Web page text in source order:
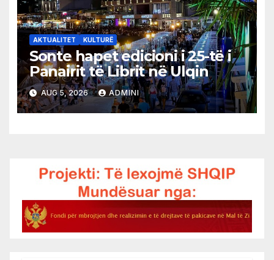
AKTUALITET KULTURË
Sonte hapet edicioni i 25-të i
Panairit të Librit në Ulqin
AUG 5, 2026 ADMINI